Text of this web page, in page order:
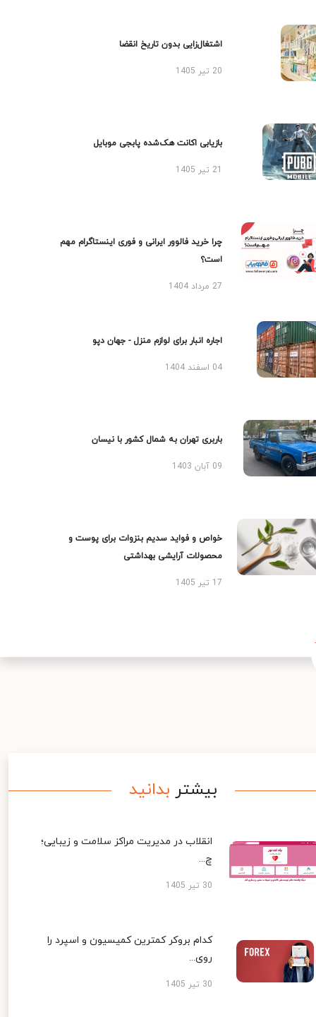
اشتغال‌زایی بدون تاریخ انقضا
20 تیر 1405
بازیابی اکانت هک‌شده پابجی موبایل
چرا خرید فالوور ایرانی و فوری اینستاگرام مهم
است؟
27 مرداد 1404
اجاره انبار برای لوازم منزل - جهان دپو
04 اسفند 1404
باربری تهران به شمال کشور با نیسان
09 آبان 1403
خواص و فواید سدیم بنزوات برای پوست و
محصولات آرایشی بهداشتی
17 تیر 1405
بیشتر بدانید
انقلاب در مدیریت مراکز سلامت و زیبایی؛
چ...
30 تیر 1405
کدام بروکر کمترین کمیسیون و اسپرد را
روی...
30 تیر 1405